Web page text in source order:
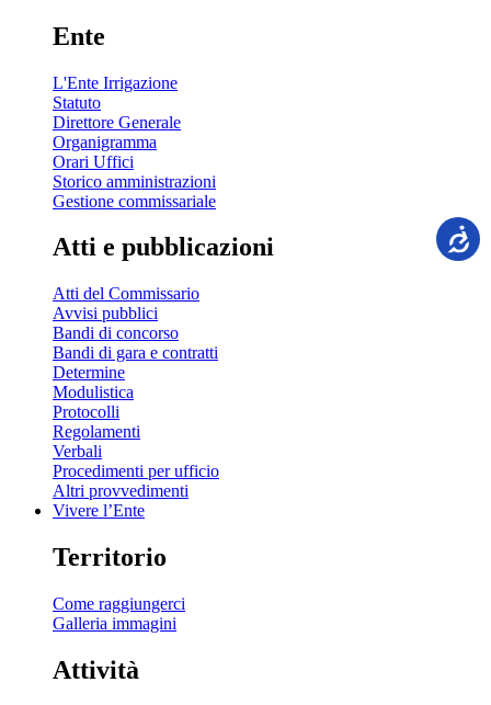
Ente
L'Ente Irrigazione
Statuto
Direttore Generale
Organigramma
Orari Uffici
Storico amministrazioni
Gestione commissariale
Atti e pubblicazioni
Atti del Commissario
Avvisi pubblici
Bandi di concorso
Bandi di gara e contratti
Determine
Modulistica
Protocolli
Regolamenti
Verbali
Procedimenti per ufficio
Altri provvedimenti
Vivere l’Ente
Territorio
Come raggiungerci
Galleria immagini
Attività